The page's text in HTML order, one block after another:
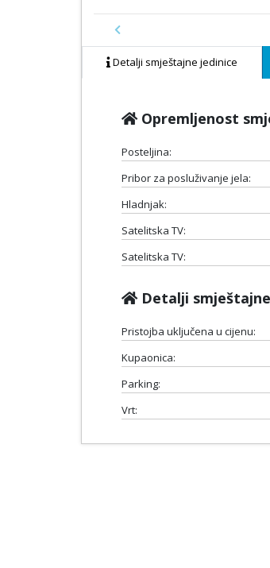
Previous
Detalji smještajne jedinice
Opremljenost
Posteljina:
Pribor za posluživanje jela:
Hladnjak:
Satelitska TV:
Satelitska TV:
Detalji
Pristojba uključena u cijenu:
Kupaonica:
Parking:
Vrt: